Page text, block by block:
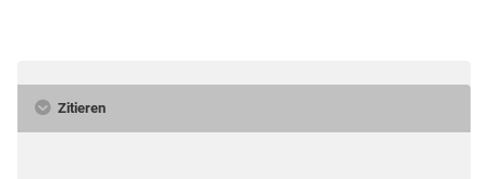
Zitieren